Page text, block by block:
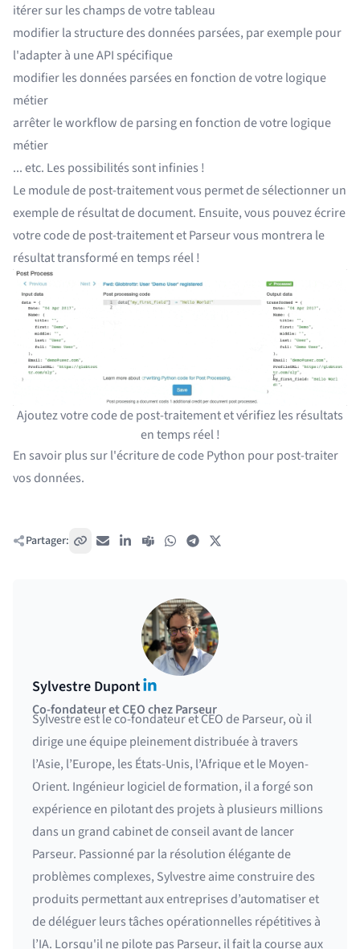
itérer sur les champs de votre tableau
modifier la structure des données parsées, par exemple pour
l'adapter à une API spécifique
modifier les données parsées en fonction de votre logique
métier
arrêter le workflow de parsing en fonction de votre logique
métier
... etc. Les possibilités sont infinies !
Le module de post-traitement vous permet de sélectionner un
exemple de résultat de document. Ensuite, vous pouvez écrire
votre code de post-traitement et Parseur vous montrera le
résultat transformé en temps réel !
Ajoutez votre code de post-traitement et vérifiez les résultats
en temps réel !
En savoir plus surl'écriture de code Python pour post-traiter
vos données.
Partager: Copier le lien
E-mail LinkedIn
Teams WhatsAppTelegram
Sylvestre DupontLinkedIn
Co-fondateur et CEO chez Parseur
Sylvestre est le co-fondateur et CEO de Parseur, où il
dirige une équipe pleinement distribuée à travers
l’Asie, l’Europe, les États-Unis, l’Afrique et le Moyen-
Orient. Ingénieur logiciel de formation, il a forgé son
expérience en pilotant des projets à plusieurs millions
dans un grand cabinet de conseil avant de lancer
Parseur. Passionné par la résolution élégante de
problèmes complexes, Sylvestre aime construire des
produits permettant aux entreprises d’automatiser et
de déléguer leurs tâches opérationnelles répétitives à
l’IA. Lorsqu'il ne pilote pas Parseur, il fait la course aux